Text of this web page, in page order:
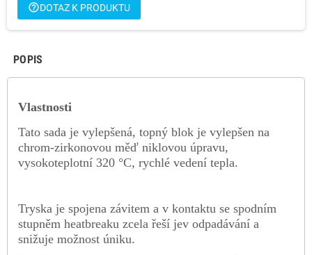
help_outlineDOTAZ K PRODUKTU
POPIS
Vlastnosti
Tato sada je vylepšená, topný blok je vylepšen na
chrom-zirkonovou měď niklovou úpravu,
vysokoteplotní 320 °C, rychlé vedení tepla.
Tryska je spojena závitem a v kontaktu se spodním
stupněm heatbreaku zcela řeší jev odpadávání a
snižuje možnost úniku.